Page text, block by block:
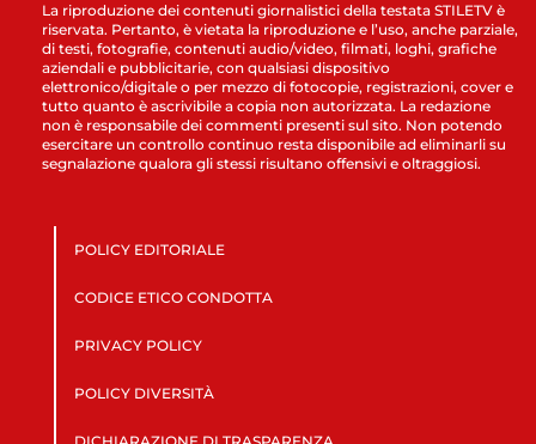
La riproduzione dei contenuti giornalistici della testata STILETV è
riservata. Pertanto, è vietata la riproduzione e l’uso, anche parziale,
di testi, fotografie, contenuti audio/video, filmati, loghi, grafiche
aziendali e pubblicitarie, con qualsiasi dispositivo
elettronico/digitale o per mezzo di fotocopie, registrazioni, cover e
tutto quanto è ascrivibile a copia non autorizzata. La redazione
non è responsabile dei commenti presenti sul sito. Non potendo
esercitare un controllo continuo resta disponibile ad eliminarli su
segnalazione qualora gli stessi risultano offensivi e oltraggiosi.
POLICY EDITORIALE
CODICE ETICO CONDOTTA
PRIVACY POLICY
POLICY DIVERSITÀ